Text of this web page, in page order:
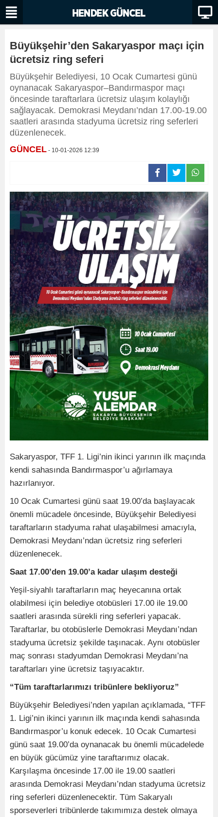
Büyükşehir’den Sakaryaspor maçı için
ücretsiz ring seferi
Büyükşehir Belediyesi, 10 Ocak Cumartesi günü
oynanacak Sakaryaspor–Bandırmaspor maçı
öncesinde taraftarlara ücretsiz ulaşım kolaylığı
sağlayacak. Demokrasi Meydanı’ndan 17.00-19.00
saatleri arasında stadyuma ücretsiz ring seferleri
düzenlenecek.
GÜNCEL - 10-01-2026 12:39
Sakaryaspor, TFF 1. Ligi’nin ikinci yarının ilk maçında
kendi sahasında Bandırmaspor’u ağırlamaya
hazırlanıyor.
10 Ocak Cumartesi günü saat 19.00’da başlayacak
önemli mücadele öncesinde, Büyükşehir Belediyesi
taraftarların stadyuma rahat ulaşabilmesi amacıyla,
Demokrasi Meydanı’ndan ücretsiz ring seferleri
düzenlenecek.
Saat 17.00’den 19.00’a kadar ulaşım desteği
Yeşil-siyahlı taraftarların maç heyecanına ortak
olabilmesi için belediye otobüsleri 17.00 ile 19.00
saatleri arasında sürekli ring seferleri yapacak.
Taraftarlar, bu otobüslerle Demokrasi Meydanı’ndan
stadyuma ücretsiz şekilde taşınacak. Aynı otobüsler
maç sonrası stadyumdan Demokrasi Meydanı’na
taraftarları yine ücretsiz taşıyacaktır.
“Tüm taraftarlarımızı tribünlere bekliyoruz”
Büyükşehir Belediyesi’nden yapılan açıklamada, “TFF
1. Ligi’nin ikinci yarının ilk maçında kendi sahasında
Bandırmaspor’u konuk edecek. 10 Ocak Cumartesi
günü saat 19.00’da oynanacak bu önemli mücadelede
en büyük gücümüz yine taraftarımız olacak.
Karşılaşma öncesinde 17.00 ile 19.00 saatleri
arasında Demokrasi Meydanı’ndan stadyuma ücretsiz
ring seferleri düzenlenecektir. Tüm Sakaryalı
sporseverleri tribünlerde takımımıza destek olmaya